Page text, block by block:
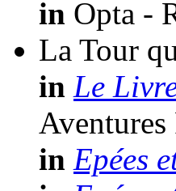
in Opta -
La Tour
in Le
Aventures
in Epées